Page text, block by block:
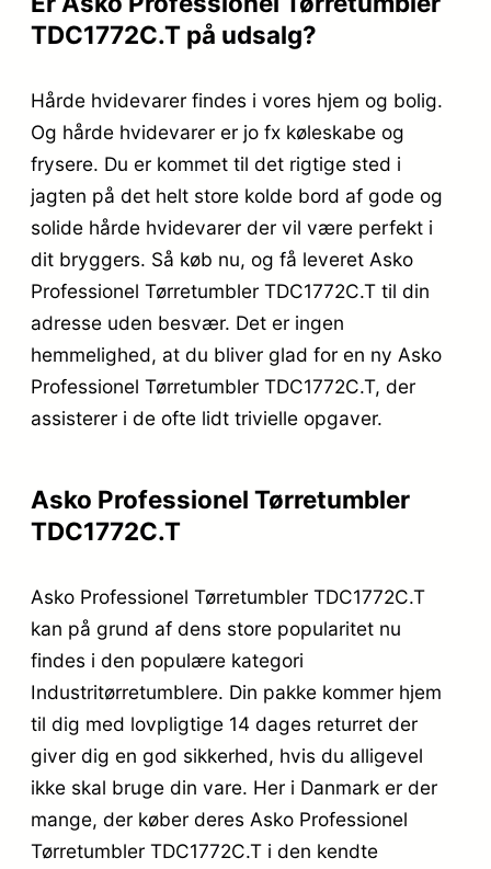
TDC1772C.T på udsalg?
Hårde hvidevarer findes i vores hjem og bolig.
Og hårde hvidevarer er jo fx køleskabe og
frysere. Du er kommet til det rigtige sted i
jagten på det helt store kolde bord af gode og
solide hårde hvidevarer der vil være perfekt i
dit bryggers. Så køb nu, og få leveret Asko
Professionel Tørretumbler TDC1772C.T til din
adresse uden besvær. Det er ingen
hemmelighed, at du bliver glad for en ny Asko
Professionel Tørretumbler TDC1772C.T, der
assisterer i de ofte lidt trivielle opgaver.
Asko Professionel Tørretumbler
TDC1772C.T
Asko Professionel Tørretumbler TDC1772C.T
kan på grund af dens store popularitet nu
findes i den populære kategori
Industritørretumblere. Din pakke kommer hjem
til dig med lovpligtige 14 dages returret der
giver dig en god sikkerhed, hvis du alligevel
ikke skal bruge din vare. Her i Danmark er der
mange, der køber deres Asko Professionel
Tørretumbler TDC1772C.T i den kendte